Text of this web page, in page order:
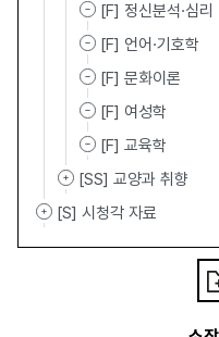
[F] 정신분석·심리
[F] 언어·기호학
[F] 문화이론
[F] 여성학
[F] 교육학
[SS] 교양과 취향
[S] 시청각 자료